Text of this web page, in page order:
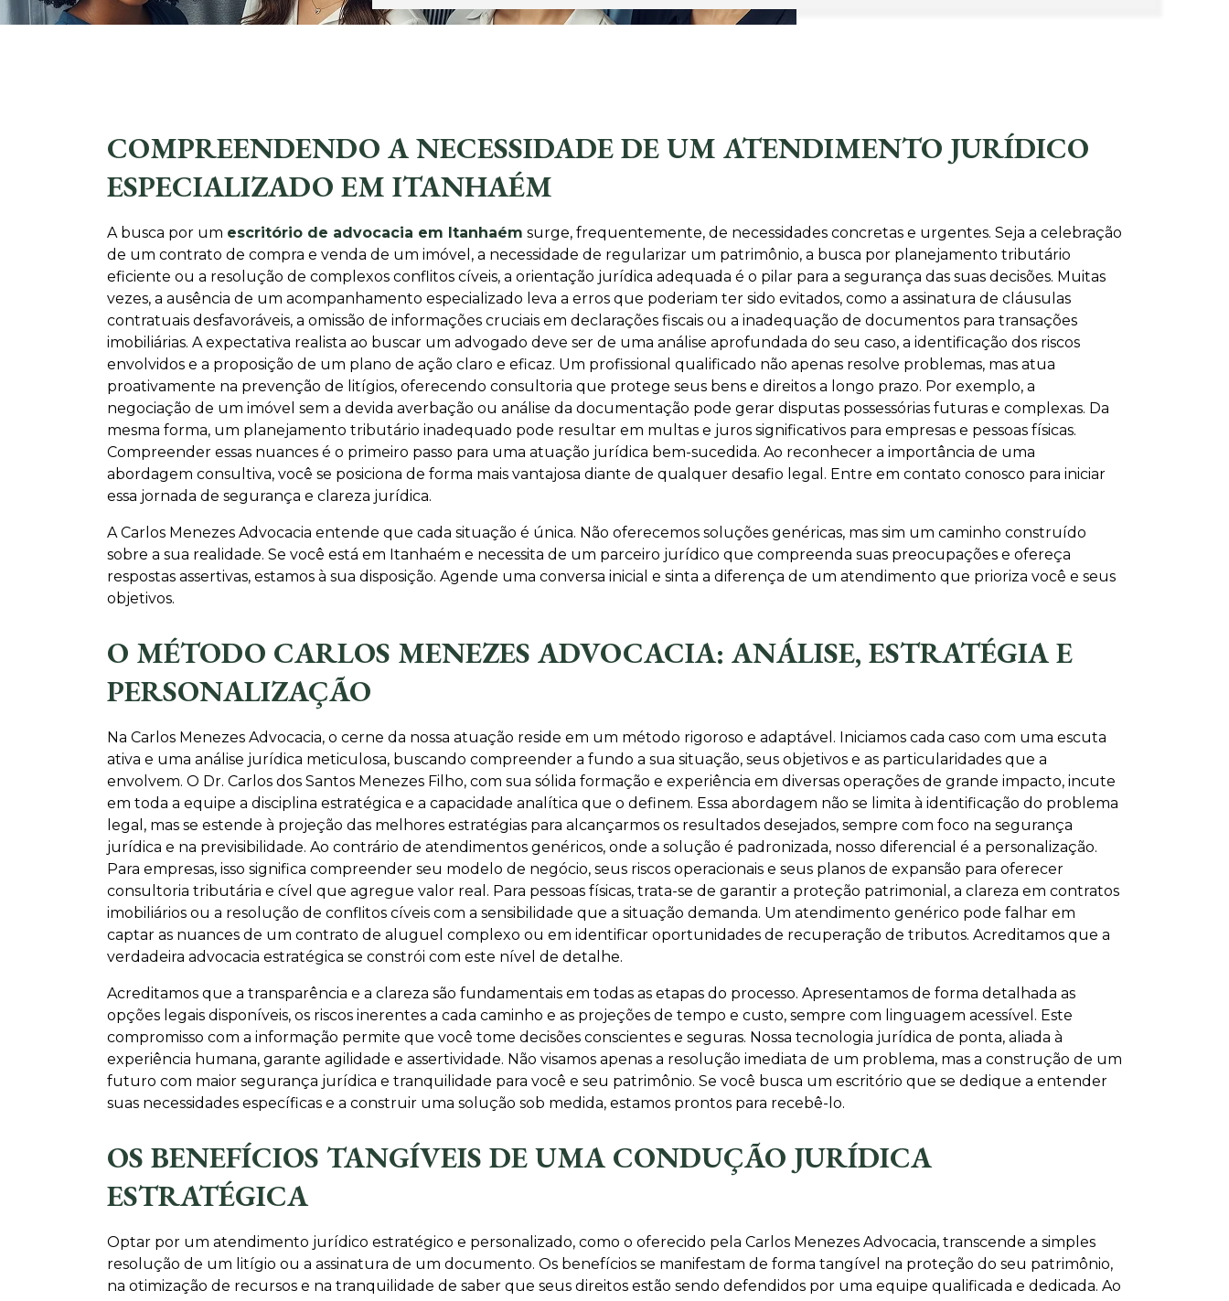
COMPREENDENDO A NECESSIDADE DE UM ATENDIMENTO JURÍDICO
ESPECIALIZADO EM ITANHAÉM
A busca por um escritório de advocacia em Itanhaém surge, frequentemente, de necessidades concretas e urgentes. Seja a celebração
de um contrato de compra e venda de um imóvel, a necessidade de regularizar um patrimônio, a busca por planejamento tributário
eficiente ou a resolução de complexos conflitos cíveis, a orientação jurídica adequada é o pilar para a segurança das suas decisões. Muitas
vezes, a ausência de um acompanhamento especializado leva a erros que poderiam ter sido evitados, como a assinatura de cláusulas
contratuais desfavoráveis, a omissão de informações cruciais em declarações fiscais ou a inadequação de documentos para transações
imobiliárias. A expectativa realista ao buscar um advogado deve ser de uma análise aprofundada do seu caso, a identificação dos riscos
envolvidos e a proposição de um plano de ação claro e eficaz. Um profissional qualificado não apenas resolve problemas, mas atua
proativamente na prevenção de litígios, oferecendo consultoria que protege seus bens e direitos a longo prazo. Por exemplo, a
negociação de um imóvel sem a devida averbação ou análise da documentação pode gerar disputas possessórias futuras e complexas. Da
mesma forma, um planejamento tributário inadequado pode resultar em multas e juros significativos para empresas e pessoas físicas.
Compreender essas nuances é o primeiro passo para uma atuação jurídica bem-sucedida. Ao reconhecer a importância de uma
abordagem consultiva, você se posiciona de forma mais vantajosa diante de qualquer desafio legal. Entre em contato conosco para iniciar
essa jornada de segurança e clareza jurídica.
A Carlos Menezes Advocacia entende que cada situação é única. Não oferecemos soluções genéricas, mas sim um caminho construído
sobre a sua realidade. Se você está em Itanhaém e necessita de um parceiro jurídico que compreenda suas preocupações e ofereça
respostas assertivas, estamos à sua disposição. Agende uma conversa inicial e sinta a diferença de um atendimento que prioriza você e seus
objetivos.
O MÉTODO CARLOS MENEZES ADVOCACIA: ANÁLISE, ESTRATÉGIA E
PERSONALIZAÇÃO
Na Carlos Menezes Advocacia, o cerne da nossa atuação reside em um método rigoroso e adaptável. Iniciamos cada caso com uma escuta
ativa e uma análise jurídica meticulosa, buscando compreender a fundo a sua situação, seus objetivos e as particularidades que a
envolvem. O Dr. Carlos dos Santos Menezes Filho, com sua sólida formação e experiência em diversas operações de grande impacto, incute
em toda a equipe a disciplina estratégica e a capacidade analítica que o definem. Essa abordagem não se limita à identificação do problema
legal, mas se estende à projeção das melhores estratégias para alcançarmos os resultados desejados, sempre com foco na segurança
jurídica e na previsibilidade. Ao contrário de atendimentos genéricos, onde a solução é padronizada, nosso diferencial é a personalização.
Para empresas, isso significa compreender seu modelo de negócio, seus riscos operacionais e seus planos de expansão para oferecer
consultoria tributária e cível que agregue valor real. Para pessoas físicas, trata-se de garantir a proteção patrimonial, a clareza em contratos
imobiliários ou a resolução de conflitos cíveis com a sensibilidade que a situação demanda. Um atendimento genérico pode falhar em
captar as nuances de um contrato de aluguel complexo ou em identificar oportunidades de recuperação de tributos. Acreditamos que a
verdadeira advocacia estratégica se constrói com este nível de detalhe.
Acreditamos que a transparência e a clareza são fundamentais em todas as etapas do processo. Apresentamos de forma detalhada as
opções legais disponíveis, os riscos inerentes a cada caminho e as projeções de tempo e custo, sempre com linguagem acessível. Este
compromisso com a informação permite que você tome decisões conscientes e seguras. Nossa tecnologia jurídica de ponta, aliada à
experiência humana, garante agilidade e assertividade. Não visamos apenas a resolução imediata de um problema, mas a construção de um
futuro com maior segurança jurídica e tranquilidade para você e seu patrimônio. Se você busca um escritório que se dedique a entender
suas necessidades específicas e a construir uma solução sob medida, estamos prontos para recebê-lo.
OS BENEFÍCIOS TANGÍVEIS DE UMA CONDUÇÃO JURÍDICA
ESTRATÉGICA
Optar por um atendimento jurídico estratégico e personalizado, como o oferecido pela Carlos Menezes Advocacia, transcende a simples
resolução de um litígio ou a assinatura de um documento. Os benefícios se manifestam de forma tangível na proteção do seu patrimônio,
na otimização de recursos e na tranquilidade de saber que seus direitos estão sendo defendidos por uma equipe qualificada e dedicada. Ao